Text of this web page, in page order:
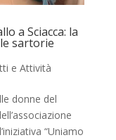
a Sciacca: la
sartorie
e Attività
donne del
“Uniamo